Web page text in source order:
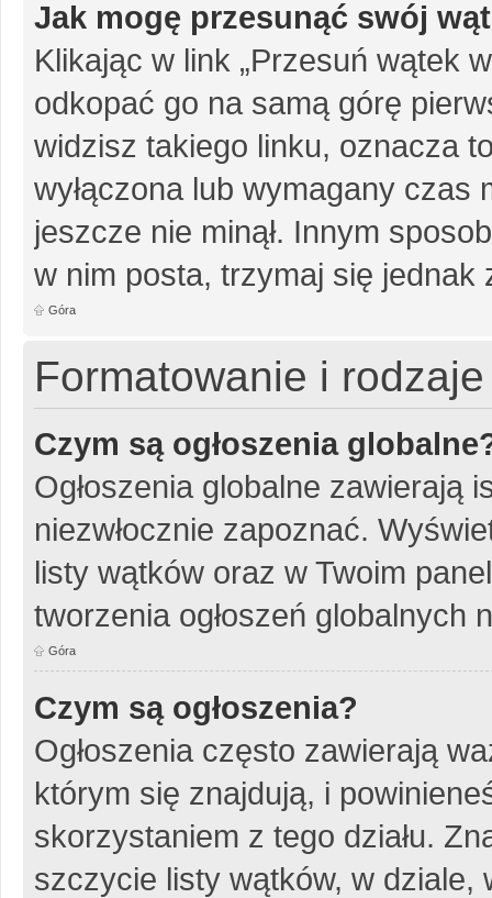
Jak mogę przesunąć swój
Klikając w link „Przesuń wątek
odkopać go na samą górę
widzisz takiego linku, oznacza
wyłączona lub wymagany
jeszcze nie minął. Innym
w nim posta, trzymaj się jednak
Góra
Formatowanie i
Czym są ogłoszenia
Ogłoszenia globalne zawierają
niezwłocznie zapoznać.
listy wątków oraz w Twoim
tworzenia ogłoszeń globalnych
Góra
Czym są ogłoszenia?
Ogłoszenia często zawierają
którym się znajdują, i
skorzystaniem z tego działu.
szczycie listy wątków, w dziale,